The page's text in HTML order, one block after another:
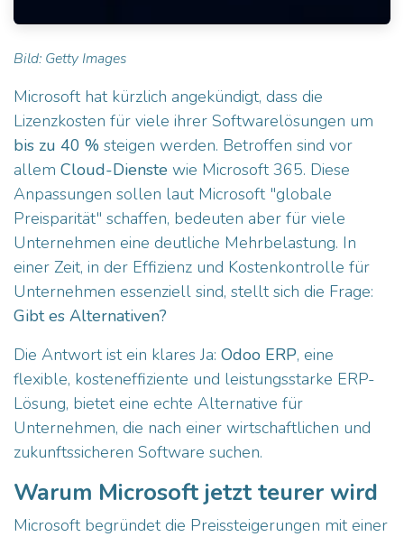
Bild: Getty Images
Microsoft hat kürzlich angekündigt, dass die
Lizenzkosten für viele ihrer Softwarelösungen um
bis zu 40 % steigen werden. Betroffen sind vor
allem Cloud-Dienste wie Microsoft 365. Diese
Anpassungen sollen laut Microsoft "globale
Preisparität" schaffen, bedeuten aber für viele
Unternehmen eine deutliche Mehrbelastung. In
einer Zeit, in der Effizienz und Kostenkontrolle für
Unternehmen essenziell sind, stellt sich die Frage:
Gibt es Alternativen?
Die Antwort ist ein klares Ja: Odoo ERP, eine
flexible, kosteneffiziente und leistungsstarke ERP-
Lösung, bietet eine echte Alternative für
Unternehmen, die nach einer wirtschaftlichen und
zukunftssicheren Software suchen.
Warum Microsoft jetzt teurer wird
Microsoft begründet die Preissteigerungen mit einer